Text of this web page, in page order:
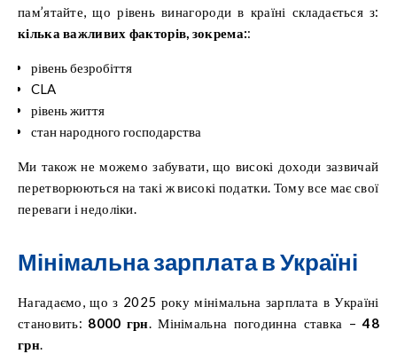
пам’ятайте, що рівень винагороди в країні складається з:
кілька важливих факторів, зокрема::
рівень безробіття
CLA
рівень життя
стан народного господарства
Ми також не можемо забувати, що високі доходи зазвичай
перетворюються на такі ж високі податки. Тому все має свої
переваги і недоліки.
Мінімальна зарплата в Україні
Нагадаємо, що з 2025 року мінімальна зарплата в Україні
становить: 8000 грн. Мінімальна погодинна ставка –48
грн.